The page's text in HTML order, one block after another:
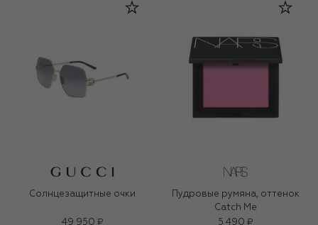
Солнцезащитные очки
49 950 ₽
Пудровые румяна, оттенок
Catch Me
5 490 ₽